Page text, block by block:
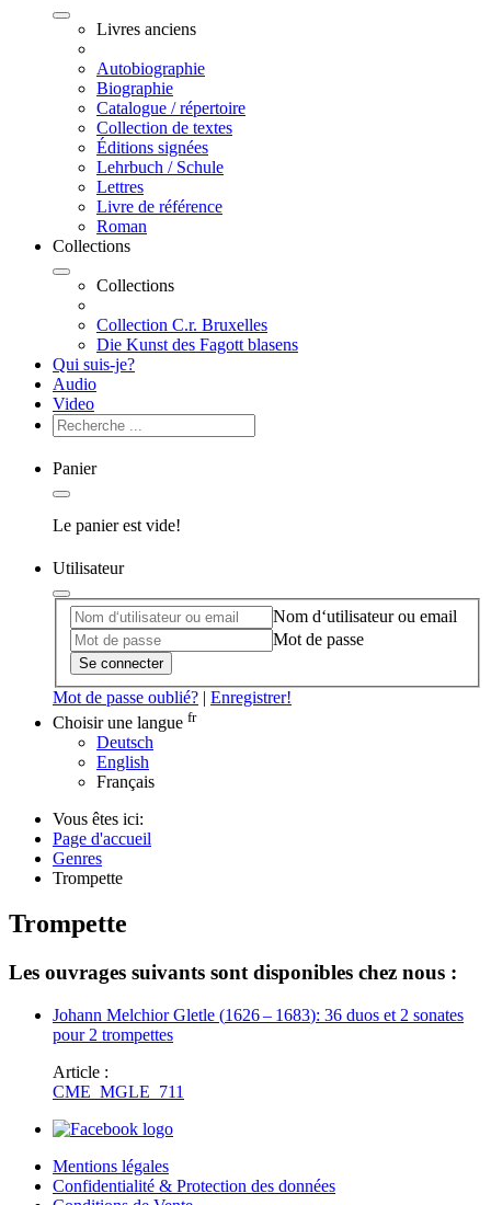
Livres anciens
Autobiographie
Biographie
Catalogue / répertoire
Collection de textes
Éditions signées
Lehrbuch / Schule
Lettres
Livre de référence
Roman
Collections
Collections
Collection C.r. Bruxelles
Die Kunst des Fagott blasens
Qui suis-je?
Audio
Video
Panier
Le panier est vide!
Utilisateur
Nom d‘utilisateur ou email
Mot de passe
Se connecter
Mot de passe oublié? | Enregistrer!
Choisir une langue fr
Deutsch
English
Français
Vous êtes ici:
Page d'accueil
Genres
Trompette
Trompette
Les ouvrages suivants sont disponibles chez nous :
Johann Melchior Gletle (1626– 1683): 36 duos et 2 sonates
pour 2 trompettes
Article :
CME_MGLE_711
Mentions légales
Confidentialité & Protection des données